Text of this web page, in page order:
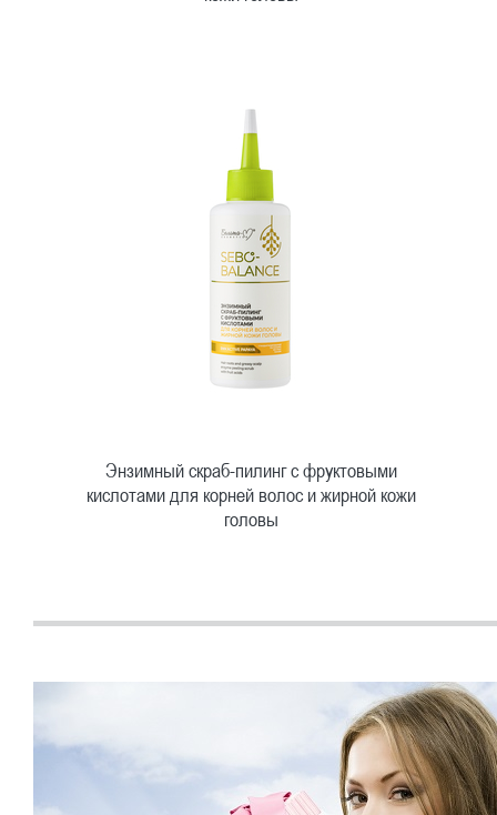
Быстрый просмотр
Энзимный скраб-пилинг с фруктовыми
кислотами для корней волос и жирной кожи
головы